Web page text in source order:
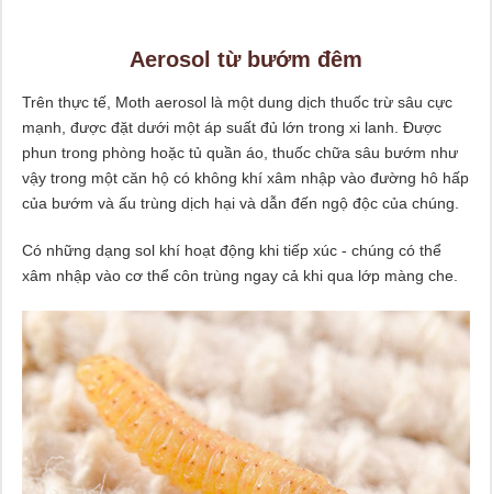
Aerosol từ bướm đêm
Trên thực tế, Moth aerosol là một dung dịch thuốc trừ sâu cực
mạnh, được đặt dưới một áp suất đủ lớn trong xi lanh. Được
phun trong phòng hoặc tủ quần áo, thuốc chữa sâu bướm như
vậy trong một căn hộ có không khí xâm nhập vào đường hô hấp
của bướm và ấu trùng dịch hại và dẫn đến ngộ độc của chúng.
Có những dạng sol khí hoạt động khi tiếp xúc - chúng có thể
xâm nhập vào cơ thể côn trùng ngay cả khi qua lớp màng che.